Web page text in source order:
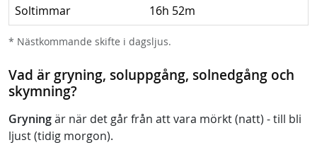
Soltimmar 16h 52m
* Nästkommande skifte i dagsljus.
Vad är gryning, soluppgång, solnedgång och
skymning?
Gryningär när det går från att vara mörkt (natt) - till bli
ljust (tidig morgon).